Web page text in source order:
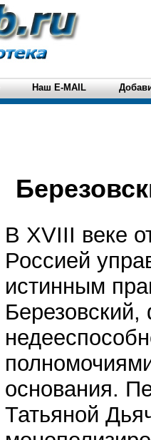
Наш E-MAIL
В XVIII веке
Россией
истинным
Березовский,
основания.
Татьяной